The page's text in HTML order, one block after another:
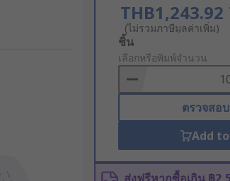
THB1,243.92
(ไม่รวมภาษีมูลค่าเพิ่ม)
Add
to
Basket
ชิ้น
เลือกหรือพิมพ์จำนวน
ตรวจสอ
Add